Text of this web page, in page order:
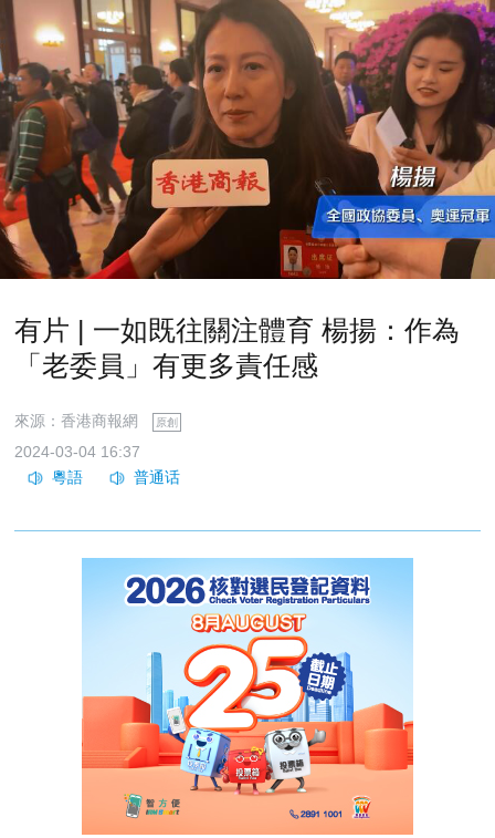
有片 | 一如既往關注體育 楊揚：作為
「老委員」有更多責任感
來源：香港商報網 原創
2024-03-04 16:37